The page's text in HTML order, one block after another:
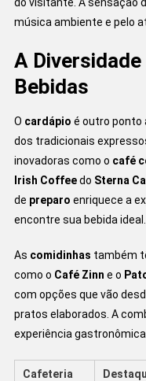
música ambiente e pelo
A
Bebidas
O cardápio é outro ponto
dos tradicionais
inovadoras como o café
Irish Coffeedo Sterna
de preparo enriquece a
encontre sua bebida ideal.
As comidinhas também
como o Café Zinn e o
com opções que vão
pratos elaborados. A
experiência gastronômica
Cafeteria